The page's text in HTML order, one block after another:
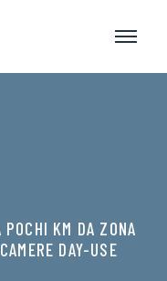
POCHI KM DA ZONA
DAY-USE